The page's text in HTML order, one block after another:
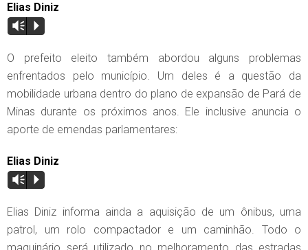
Elias Diniz
Vm P
O prefeito eleito também abordou alguns problemas
enfrentados pelo município. Um deles é a questão da
mobilidade urbana dentro do plano de expansão de Pará de
Minas durante os próximos anos. Ele inclusive anuncia o
aporte de emendas parlamentares:
Elias Diniz
Vm P
Elias Diniz informa ainda a aquisição de um ônibus, uma
patrol, um rolo compactador e um caminhão. Todo o